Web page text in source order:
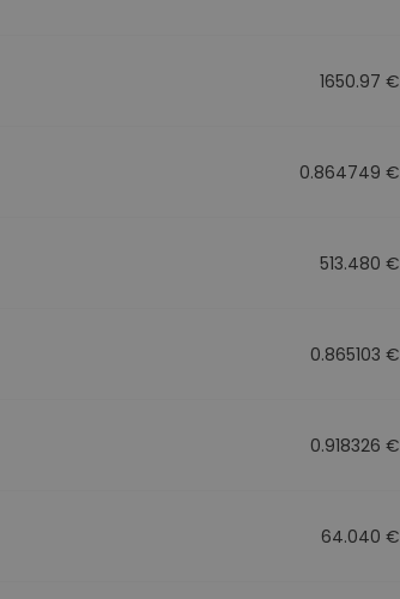
1650.97 €
0.864749 €
513.480 €
0.865103 €
0.918326 €
64.040 €